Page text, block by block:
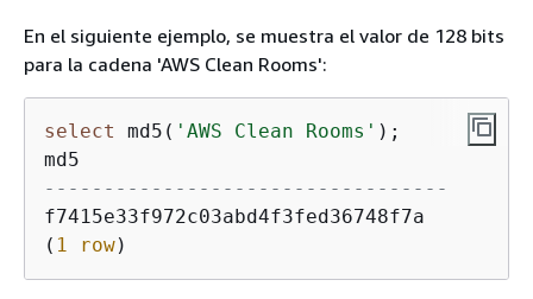
En el siguiente ejemplo, se muestra el valor de 128 bits
para la cadena 'AWS Clean Rooms':
select md5( 'AWS Clean Rooms' );
----------------------------------
f7415e33f972c03abd4f3fed36748f7a
( 1 row